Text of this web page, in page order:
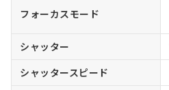
フォーカスモード
シャッター
シャッタースピード